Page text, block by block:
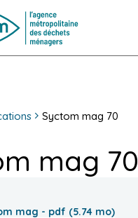
Syctom mag 70
mag 70
mag - pdf (5.74 mo)